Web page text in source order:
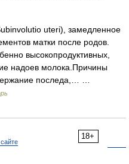
uteri), замедленное
матки после родов.
высокопродуктивных,
надоев молока.Причины
последа,… …
18+